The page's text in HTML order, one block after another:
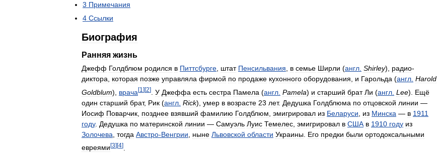
3 Примечания
4 Ссылки
Биография
Ранняя жизнь
Джефф Голдблюм родился в Питтсбурге штат Пенсильвания в семье Ширли (англ Shirley), радио-
диктора
которая позже управляла фирмой по продаже кухонного оборудования и Гарольда (англ Harold
Goldblum), врача[1 ][2] У Джеффа есть сестра Памела (англ Pamela) и старший брат Ли (англ Lee). Ещё
один старший брат, Рик (англ Rick), умер в возрасте 23 лет. Дедушка Голдблюма по отцовской линии —
Иосиф Поварчик позднее взявший фамилию Голдблюм эмигрировал из Беларуси из Минска — в 1911
году. Дедушка по материнской линии — Самуэль Луис Темелес эмигрировал в США в 1910 году из
Золочева тогда Австро-Венгрии ныне Львовской области Украины Его предки были ортодоксальными
евреями[3][4]